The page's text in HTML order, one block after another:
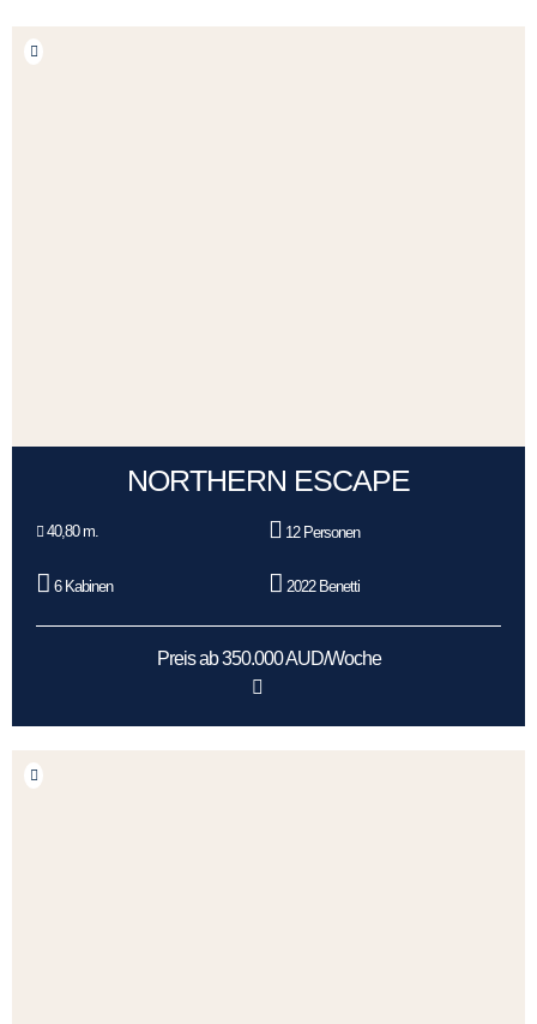
NORTHERN ESCAPE
40,80 m. 12 Personen
6 Kabinen 2022 Benetti
Preis ab 350.000 AUD/Woche